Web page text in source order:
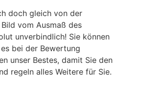
doch gleich von der
vom Ausmaß des
unverbindlich! Sie können
bei der Bewertung
unser Bestes, damit Sie den
regeln alles Weitere für Sie.